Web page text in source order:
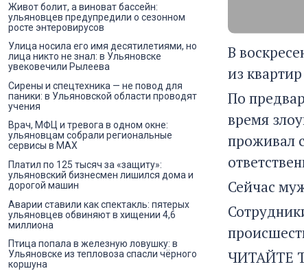
В
из
По
время
проживал
Сейчас
ЧИТАЙТЕ
Живот болит, а виноват бассейн:
ульяновцев предупредили о сезонном
росте энтеровирусов
Улица носила его имя десятилетиями, но
лица никто не знал: в Ульяновске
увековечили Рылеева
Сирены и спецтехника — не повод для
паники: в Ульяновской области проводят
учения
Врач, МФЦ и тревога в одном окне:
ульяновцам собрали региональные
сервисы в MAX
Платил по 125 тысяч за «защиту»:
ульяновский бизнесмен лишился дома и
дорогой машин
Аварии ставили как спектакль: пятерых
ульяновцев обвиняют в хищении 4,6
миллиона
Птица попала в железную ловушку: в
Ульяновске из тепловоза спасли чёрного
коршуна